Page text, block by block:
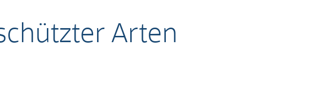
Arten